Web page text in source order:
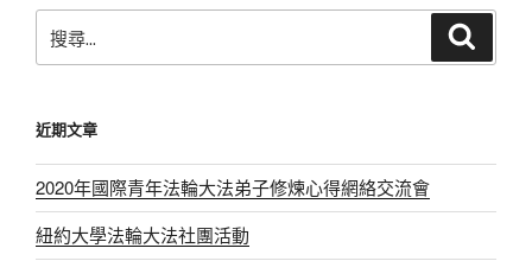
學
輪
社
團
活
動〉
尋
字:
近期文章
2020年國際青年法輪大法弟子修煉心得網絡交流會
紐約大學法輪大法社團活動